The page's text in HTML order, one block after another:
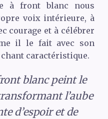
à front blanc nous
voix intérieure, à
courage et à célébrer
il le fait avec son
caractéristique.
blanc peint le
l’aube
d’espoir et de